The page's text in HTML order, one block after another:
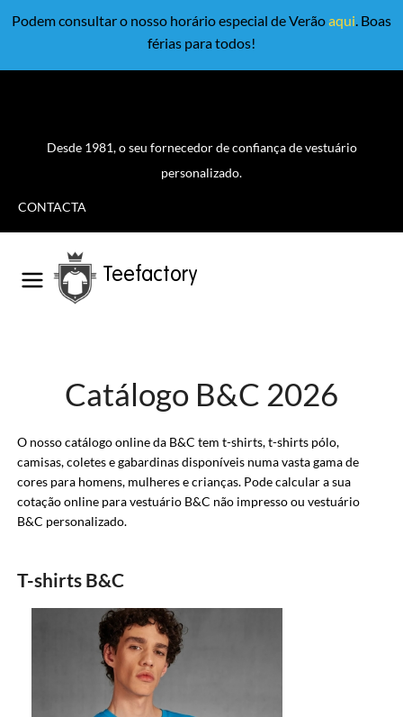
Podem consultar o nosso horário especial de Verãoaqui. Boas
férias para todos!
Desde 1981, o seu fornecedor de confiança de vestuário
personalizado.
CONTACTA
Teefactory
Catálogo B&C 2026
O nosso catálogo online da B&C tem t-shirts, t-shirts pólo,
camisas, coletes e gabardinas disponíveis numa vasta gama de
cores para homens, mulheres e crianças. Pode calcular a sua
cotação online para vestuário B&C não impresso ou vestuário
B&C personalizado.
T-shirts B&C